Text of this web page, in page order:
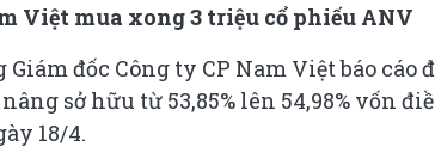
Việt mua xong 3 triệu cổ phiếu ANV
Giám đốc Công ty CP Nam Việt báo
sở hữu từ 53,85% lên 54,98% vốn
18/4.